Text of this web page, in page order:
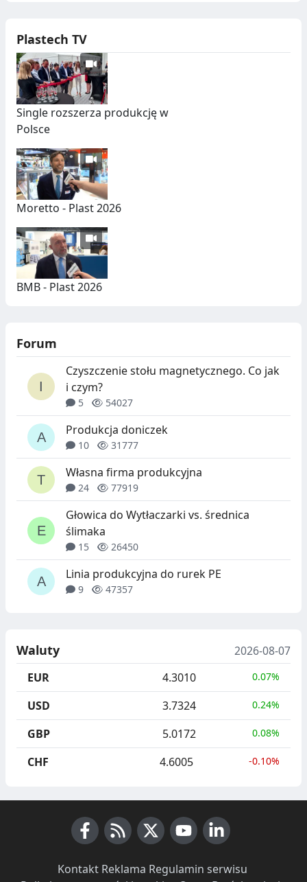
Plastech TV
Single rozszerza produkcję w
Polsce
Moretto - Plast 2026
BMB - Plast 2026
Forum
Czyszczenie stołu magnetycznego. Co jak
i czym?
5 54027
Produkcja doniczek
10 31777
Własna firma produkcyjna
24 77919
Głowica do Wytłaczarki vs. średnica
ślimaka
15 26450
Linia produkcyjna do rurek PE
9 47357
Waluty
2026-08-07
EUR
4.3010 0.07%
USD 3.7324 0.24%
GBP 5.0172 0.08%
CHF 4.6005 -0.10%
Kontakt· Reklama Regulamin serwisu